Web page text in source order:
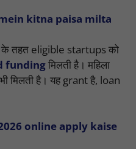
kitna paisa milta
के तहत eligible startups को
fundingमिलती है। महिला
मिलती है। यह grant है, loan
online apply kaise